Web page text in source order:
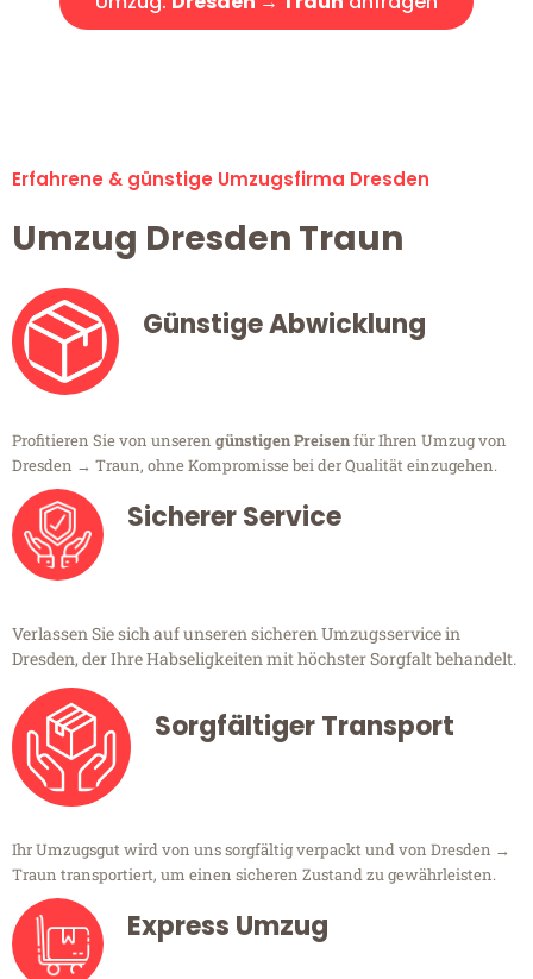
Erfahrene & günstige Umzugsfirma Dresden
Umzug Dresden Traun
Günstige Abwicklung
Profitieren Sie von unseren günstigen Preisenfür Ihren Umzug von
Dresden → Traun, ohne Kompromisse bei der Qualität einzugehen.
Sicherer Service
Verlassen Sie sich auf unseren sicheren Umzugsservice in
Dresden, der Ihre Habseligkeiten mit höchster Sorgfalt behandelt.
Sorgfältiger Transport
Ihr Umzugsgut wird von uns sorgfältig verpackt und von Dresden →
Traun transportiert, um einen sicheren Zustand zu gewährleisten.
Express Umzug